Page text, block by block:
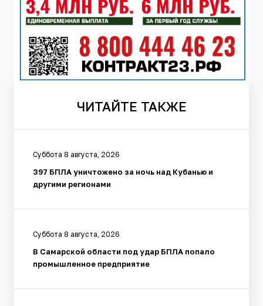
ЧИТАЙТЕ ТАКЖЕ
Суббота 8 августа, 2026
397 БПЛА уничтожено за ночь над Кубанью и
другими регионами
Суббота 8 августа, 2026
В Самарской области под удар БПЛА попало
промышленное предприятие